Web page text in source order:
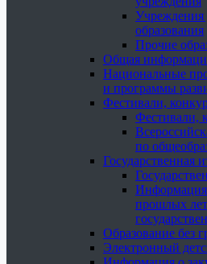
Учреждения
образования
Прочие
Общая
Национальные
и программы
Фестивали,
Фестивали,
по
Государственная
Информация
прошлых
Образование без
Электронный